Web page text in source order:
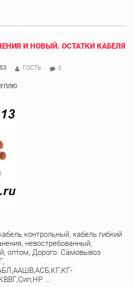
И НОВЫЙ. ОСТАТКИ КАБЕЛЯ
ГОСТЬ 0
контрольный, кабель гибкий
невостребованный,
оптом, Дорого. Самовывоз
...